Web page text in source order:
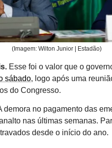
(Imagem: Wilton Junior | Estadão)
Esse foi o valor que o
sábado, logo após uma
do Congresso.
demora no pagamento das
nas últimas semanas.
desde o início do ano.